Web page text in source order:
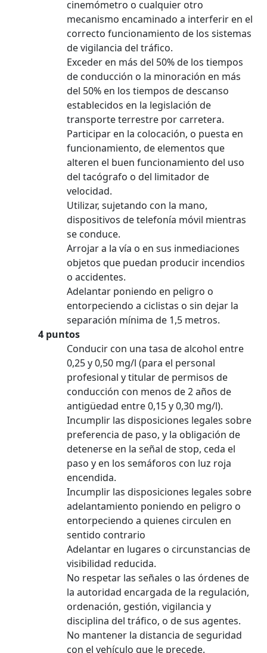
cinemómetro o cualquier otro
mecanismo encaminado a interferir en el
correcto funcionamiento de los sistemas
de vigilancia del tráfico.
Exceder en más del 50% de los tiempos
de conducción o la minoración en más
del 50% en los tiempos de descanso
establecidos en la legislación de
transporte terrestre por carretera.
Participar en la colocación, o puesta en
funcionamiento, de elementos que
alteren el buen funcionamiento del uso
del tacógrafo o del limitador de
velocidad.
Utilizar, sujetando con la mano,
dispositivos de telefonía móvil mientras
se conduce.
Arrojar a la vía o en sus inmediaciones
objetos que puedan producir incendios
o accidentes.
Adelantar poniendo en peligro o
entorpeciendo a ciclistas o sin dejar la
separación mínima de 1,5 metros.
4 puntos
Conducir con una tasa de alcohol entre
0,25 y 0,50 mg/l (para el personal
profesional y titular de permisos de
conducción con menos de 2 años de
antigüedad entre 0,15 y 0,30 mg/l).
Incumplir las disposiciones legales sobre
preferencia de paso, y la obligación de
detenerse en la señal de stop, ceda el
paso y en los semáforos con luz roja
encendida.
​​​​Incumplir las disposiciones legales sobre
adelantamiento poniendo en peligro o
entorpeciendo a quienes circulen en
sentido contrario
Adelantar en lugares o circunstancias de
visibilidad reducida.
No respetar las señales o las órdenes de
la autoridad encargada de la regulación,
ordenación, gestión, vigilancia y
disciplina del tráfico, o de sus agentes.
No mantener la distancia de seguridad
con el vehículo que le precede.